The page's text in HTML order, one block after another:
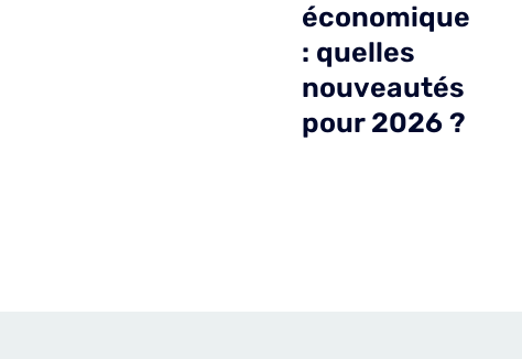
économique
: quelles
nouveautés
pour 2026 ?